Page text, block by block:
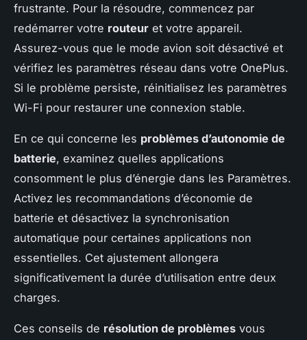
frustrante. Pour la résoudre, commencez par
redémarrer votre routeur et votre appareil.
Assurez-vous que le mode avion soit désactivé et
vérifiez les paramètres réseau dans votre OnePlus.
Si le problème persiste, réinitialisez les paramètres
Wi-Fi pour restaurer une connexion stable.
En ce qui concerne les problèmes d’autonomie de
batterie, examinez quelles applications
consomment le plus d’énergie dans les Paramètres.
Activez les recommandations d’économie de
batterie et désactivez la synchronisation
automatique pour certaines applications non
essentielles. Cet ajustement allongera
significativement la durée d’utilisation entre deux
charges.
Ces conseils de résolution de problèmes vous